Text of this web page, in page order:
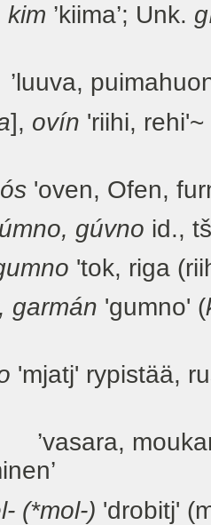
kim ’kiima’; Unk.
], ovín 'riihi,
'oven, Ofen,
gúvno id.,
'tok, riga
garmán 'gumno' (
'mjatj' rypistää,
moukari’
(*mol-) 'drobitj'